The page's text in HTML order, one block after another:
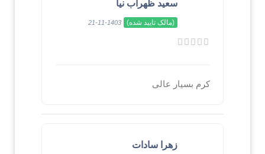
سعید ظهراب نیا
(مالک تایید شده) 1403-11-21
کرم بسیار عالی
زهرا سادات